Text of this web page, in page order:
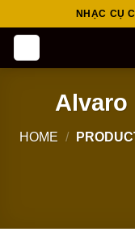
to
NHẠC CỤ
Alvaro
HOME /